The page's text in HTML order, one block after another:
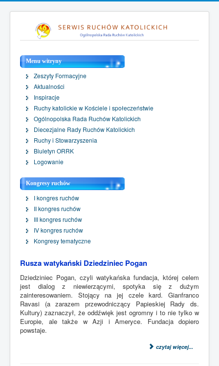
Menu witryny
Zeszyty Formacyjne
Aktualności
Inspiracje
Ruchy katolickie w Kościele i społeczeństwie
Ogólnopolska Rada Ruchów Katolickich
Diecezjalne Rady Ruchów Katolickich
Ruchy i Stowarzyszenia
Biuletyn ORRK
Logowanie
Kongresy ruchów
I kongres ruchów
II kongres ruchów
III kongres ruchów
IV kongres ruchów
Kongresy tematyczne
Rusza watykański Dziedziniec Pogan
Dziedziniec Pogan, czyli watykańska fundacja, której celem
jest dialog z niewierzącymi, spotyka się z dużym
zainteresowaniem. Stojący na jej czele kard. Gianfranco
Ravasi (a zarazem przewodniczący Papieskiej Rady ds.
Kultury) zaznaczył, że oddźwięk jest ogromny i to nie tylko w
Europie, ale także w Azji i Ameryce. Fundacja dopiero
powstaje.
czytaj więcej...